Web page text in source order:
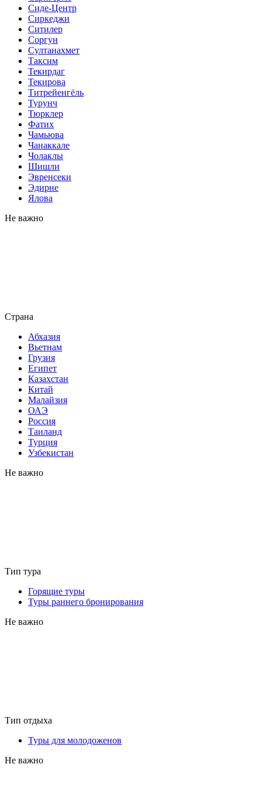
Сиде-Центр
Сиркеджи
Ситилер
Соргун
Султанахмет
Таксим
Текирдаг
Текирова
Титрейенгёль
Турунч
Тюрклер
Фатих
Чамьюва
Чанаккале
Чолаклы
Шишли
Эвренсеки
Эдирне
Ялова
Не важно
Страна
Абхазия
Вьетнам
Грузия
Египет
Казахстан
Китай
Малайзия
ОАЭ
Россия
Таиланд
Турция
Узбекистан
Не важно
Тип тура
Горящие туры
Туры раннего бронирования
Не важно
Тип отдыха
Туры для молодоженов
Не важно